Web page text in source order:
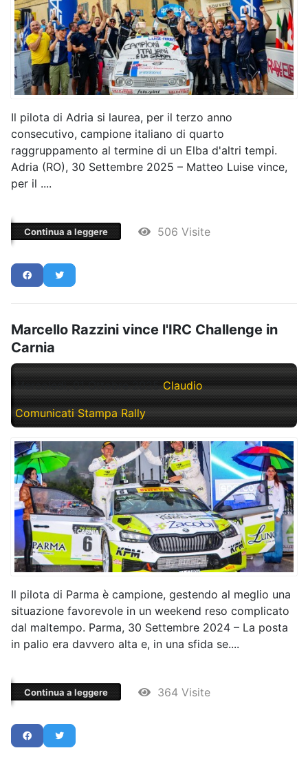
Il pilota di Adria si laurea, per il terzo anno
consecutivo, campione italiano di quarto
raggruppamento al termine di un Elba d'altri tempi.
Adria (RO), 30 Settembre 2025 – Matteo Luise vince,
per il ....
Continua a leggere 506 Visite
Marcello Razzini vince l'IRC Challenge in
Carnia
Mercoledì, 01 Ottobre 2025 Claudio
Comunicati Stampa Rally
Il pilota di Parma è campione, gestendo al meglio una
situazione favorevole in un weekend reso complicato
dal maltempo. Parma, 30 Settembre 2024 – La posta
in palio era davvero alta e, in una sfida se....
Continua a leggere 364 Visite